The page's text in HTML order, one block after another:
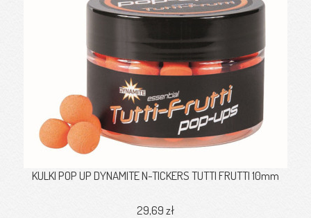
KULKI POP UP DYNAMITE N-TICKERS TUTTI FRUTTI 10mm
29,69 zł